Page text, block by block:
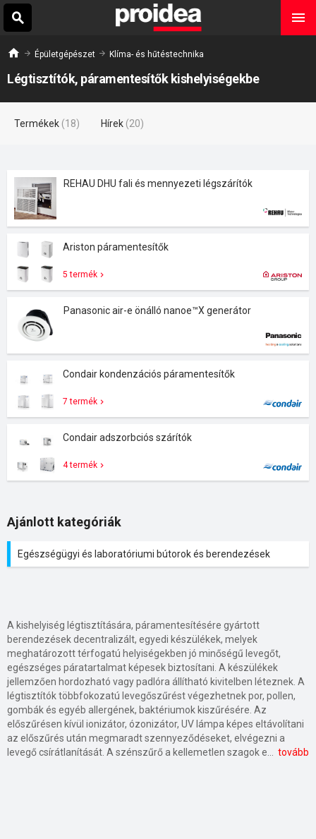
Épületgépészet Klíma- és hűtéstechnika
Légtisztítók, páramentesítők kishelyiségekbe
Termékek (18) Hírek (20)
REHAU DHU fali és mennyezeti légszárítók
Ariston páramentesítők
5 termék
Panasonic air-e önálló nanoe™X generátor
Condair kondenzációs páramentesítők
7 termék
Condair adszorbciós szárítók
4 termék
Ajánlott kategóriák
Egészségügyi és laboratóriumi bútorok és berendezések
A kishelyiség légtisztítására, páramentesítésére gyártott
berendezések decentralizált, egyedi készülékek, melyek
meghatározott térfogatú helyiségekben jó minőségű levegőt,
egészséges páratartalmat képesek biztosítani. A készülékek
jellemzően hordozható vagy padlóra állítható kivitelben léteznek. A
légtisztítók többfokozatú levegőszűrést végezhetnek por, pollen,
gombák és egyéb allergének, baktériumok kiszűrésére. Az
előszűrésen kívül ionizátor, ózonizátor, UV lámpa képes eltávolítani
az előszűrés után megmaradt szennyeződéseket, elvégezni a
tovább